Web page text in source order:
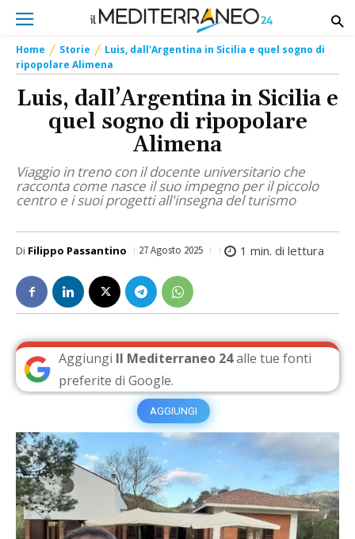
Home Storie
Luis, dall'Argentina in Sicilia e quel sogno di
ripopolare Alimena
Luis, dall’Argentina in Sicilia e
quel sogno di ripopolare
Alimena
Viaggio in treno con il docente universitario che
racconta come nasce il suo impegno per il piccolo
centro e i suoi progetti all'insegna del turismo
Di Filippo Passantino 27 Agosto 2025 1 min. di lettura
Aggiungi Il Mediterraneo 24alle tue fonti
preferite di Google.
AGGIUNGI